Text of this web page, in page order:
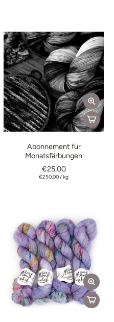
Abonnement für
Monatsfärbungen
€25,00
€250,00/kg